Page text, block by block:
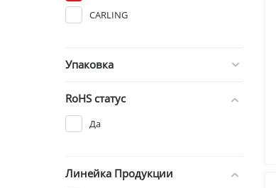
CARLING
Упаковка
RoHS статус
Да
Линейка Продукции